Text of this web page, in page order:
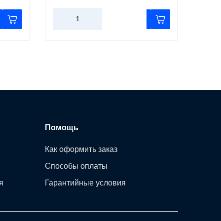
Помощь
Как оформить заказ
Способы оплаты
Гарантийные условия